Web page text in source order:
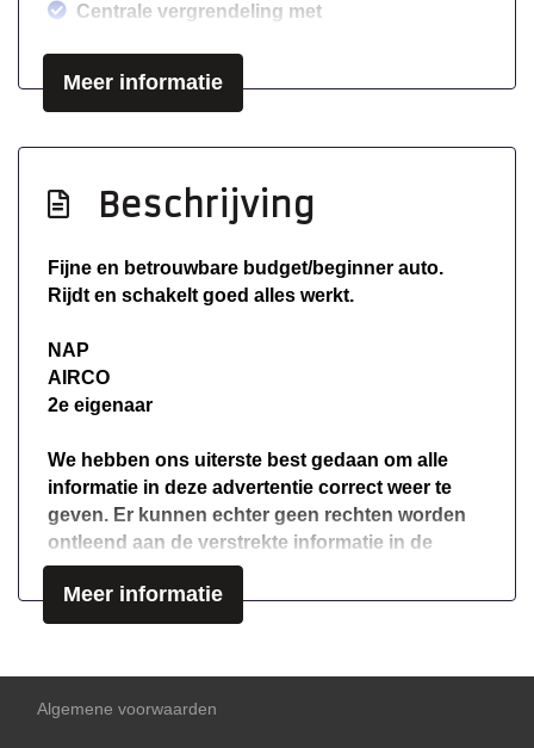
Centrale vergrendeling met
Lichtmetalen velgen 15"
Overige
Anti blokkeer systeem
Bestuurdersairbag
Elektronische remkrachtverdeling
Passagiersairbag
Meer informatie
Beschrijving
Fijne en betrouwbare budget/beginner auto.
Rijdt en schakelt goed alles werkt.
NAP
AIRCO
2e eigenaar
We hebben ons uiterste best gedaan om alle
informatie in deze advertentie correct weer te
geven. Er kunnen echter geen rechten worden
ontleend aan de verstrekte informatie in de
advertentie. Vertrouw niet alleen op deze
informatie maar controleer altijd zelf de zaken
welke voor jouw belangrijk zijn en je beslissing
met de verkoper voor aanvullende vragen.
Meer informatie
Algemene voorwaarden